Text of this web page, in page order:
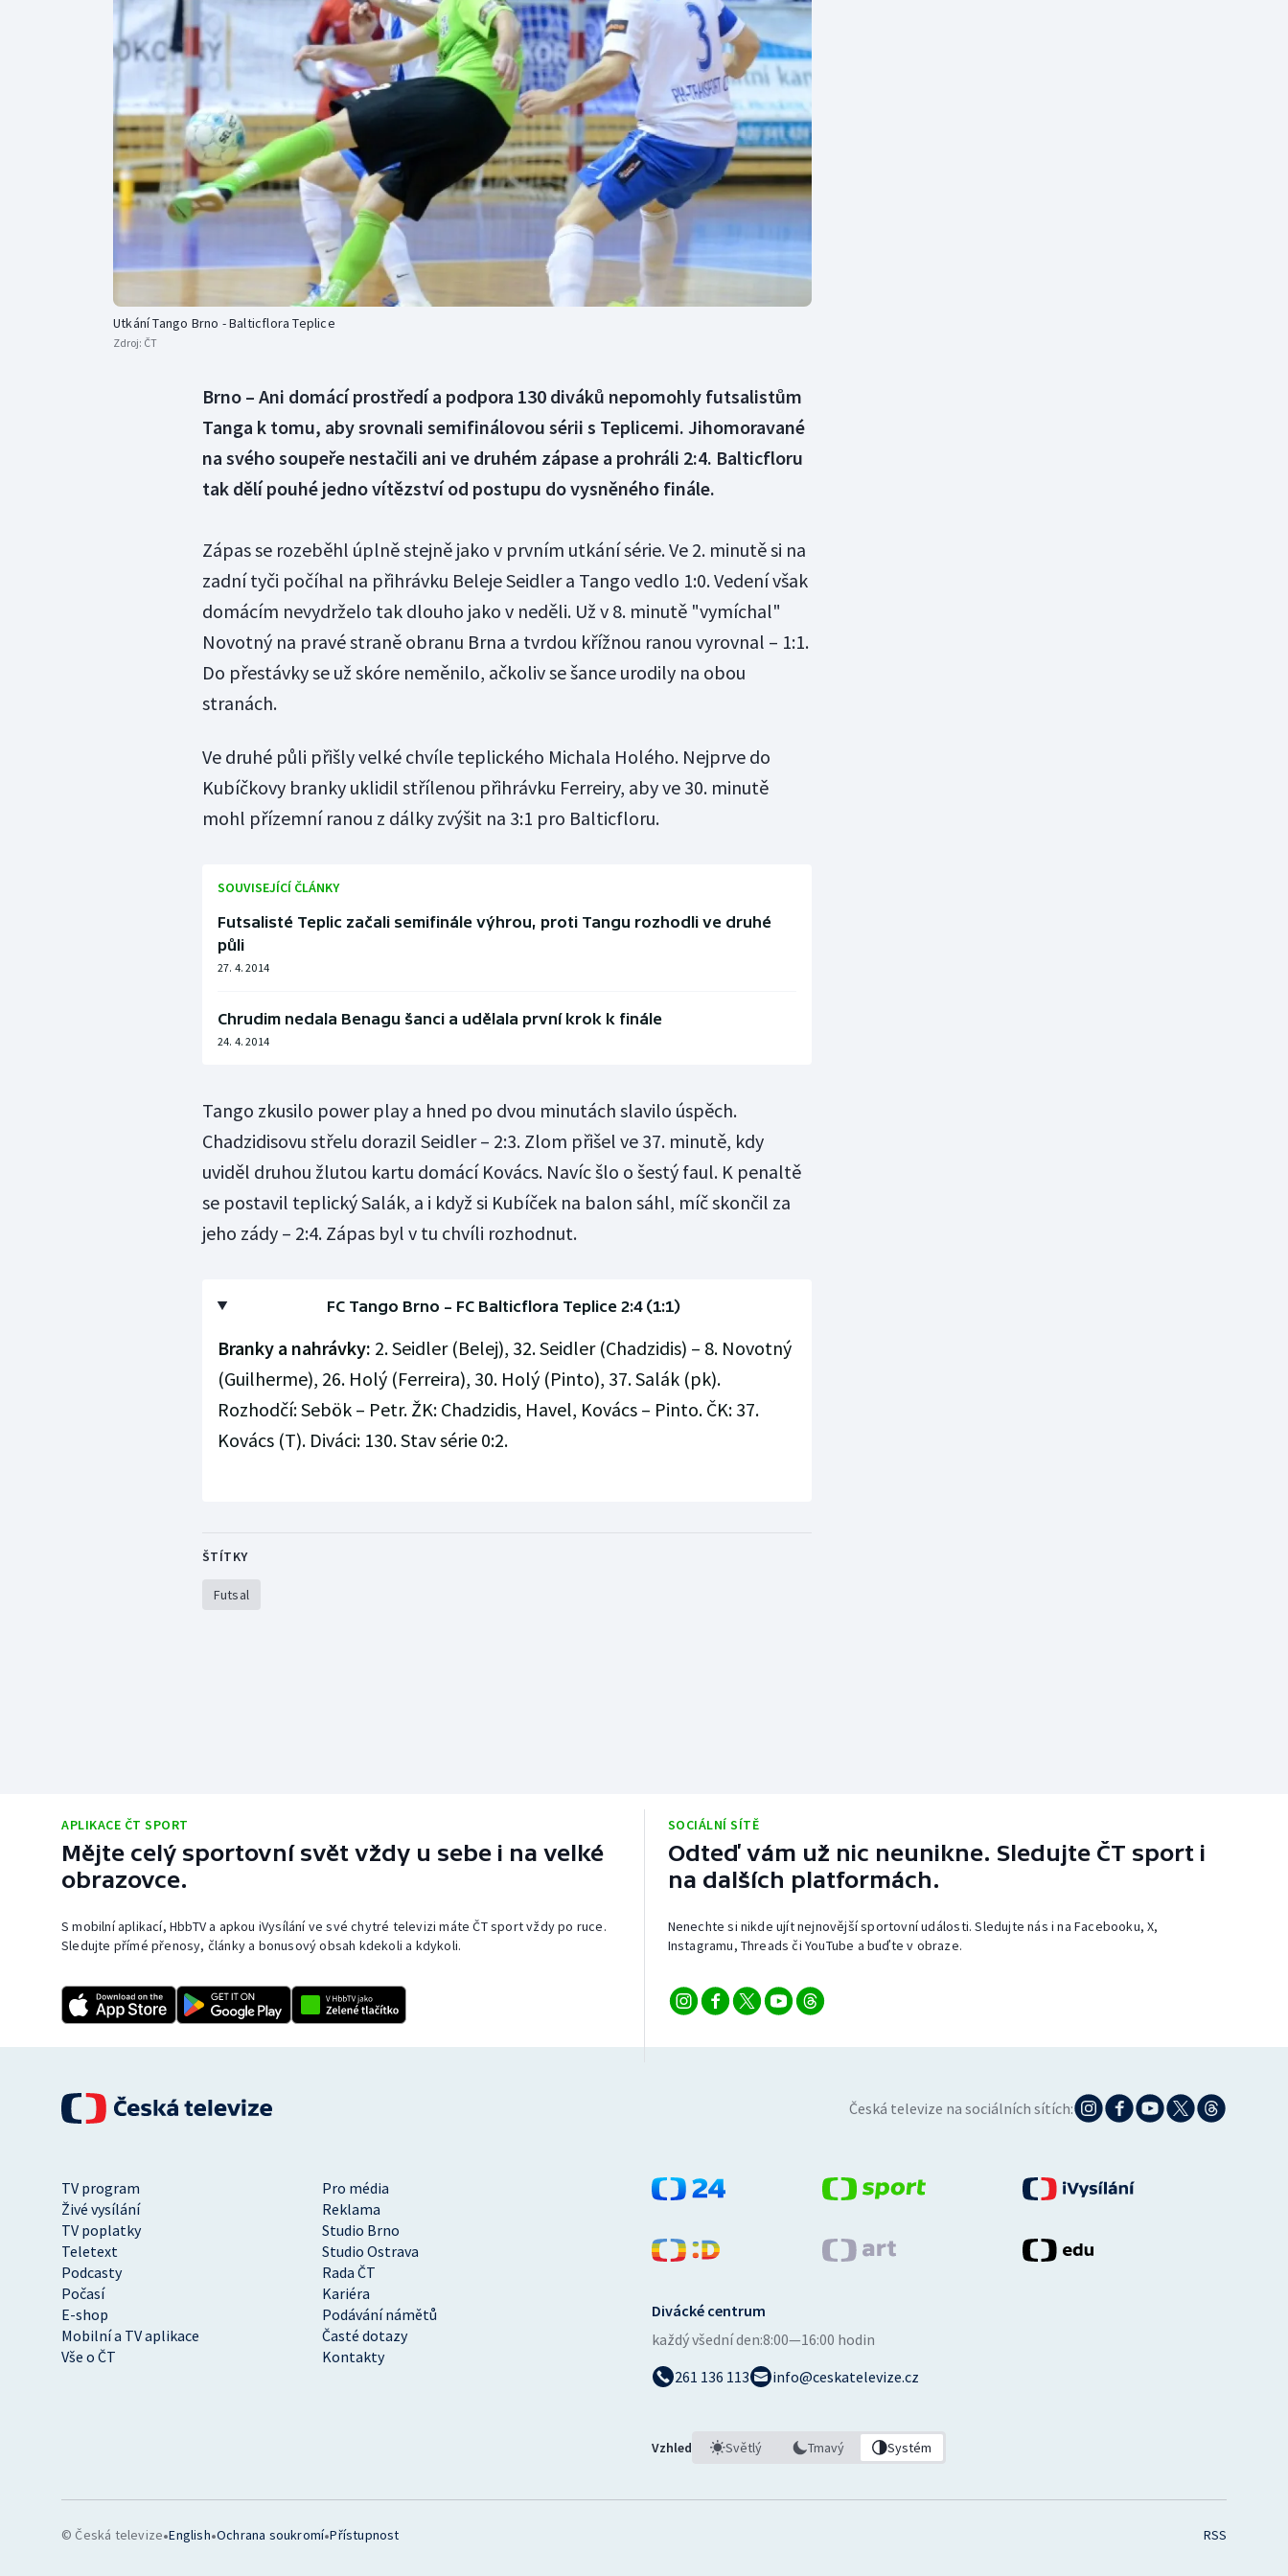
Curling
Dostihy
Florbal
Futsal
Golf
Gymnastika
Moderní pětiboj
Motorsport
Olympijské hry
Parasport
Plavání
Plážový volejbal
Triatlon
Veslování
Vodní slalom
Volejbal
Ostatní
Utkání Tango Brno - Balticflora Teplice
Zdroj: ČT
Brno – Ani domácí prostředí a podpora 130 diváků nepomohly futsalistům
Tanga k tomu, aby srovnali semifinálovou sérii s Teplicemi. Jihomoravané
na svého soupeře nestačili ani ve druhém zápase a prohráli 2:4. Balticfloru
tak dělí pouhé jedno vítězství od postupu do vysněného finále.
Zápas se rozeběhl úplně stejně jako v prvním utkání série. Ve 2. minutě si na
zadní tyči počíhal na přihrávku Beleje Seidler a Tango vedlo 1:0. Vedení však
domácím nevydrželo tak dlouho jako v neděli. Už v 8. minutě "vymíchal"
Novotný na pravé straně obranu Brna a tvrdou křížnou ranou vyrovnal – 1:1.
Do přestávky se už skóre neměnilo, ačkoliv se šance urodily na obou
stranách.
Ve druhé půli přišly velké chvíle teplického Michala Holého. Nejprve do
Kubíčkovy branky uklidil střílenou přihrávku Ferreiry, aby ve 30. minutě
mohl přízemní ranou z dálky zvýšit na 3:1 pro Balticfloru.
SOUVISEJÍCÍ ČLÁNKY
Futsalisté Teplic začali semifinále výhrou, proti Tangu rozhodli ve druhé
půli
27. 4. 2014
Chrudim nedala Benagu šanci a udělala první krok k finále
24. 4. 2014
Tango zkusilo power play a hned po dvou minutách slavilo úspěch.
Chadzidisovu střelu dorazil Seidler – 2:3. Zlom přišel ve 37. minutě, kdy
uviděl druhou žlutou kartu domácí Kovács. Navíc šlo o šestý faul. K penaltě
se postavil teplický Salák, a i když si Kubíček na balon sáhl, míč skončil za
jeho zády – 2:4. Zápas byl v tu chvíli rozhodnut.
FC Tango Brno – FC Balticflora Teplice 2:4 (1:1)
Branky a nahrávky: 2. Seidler (Belej), 32. Seidler (Chadzidis) – 8. Novotný
(Guilherme), 26. Holý (Ferreira), 30. Holý (Pinto), 37. Salák (pk).
Rozhodčí: Sebök – Petr. ŽK: Chadzidis, Havel, Kovács – Pinto. ČK: 37.
Kovács (T). Diváci: 130. Stav série 0:2.
ŠTÍTKY
Futsal
APLIKACE ČT SPORT
Mějte celý sportovní svět vždy u sebe i na velké
obrazovce.
S mobilní aplikací, HbbTV a apkou iVysílání ve své chytré televizi máte ČT sport vždy po ruce.
Sledujte přímé přenosy, články a bonusový obsah kdekoli a kdykoli.
SOCIÁLNÍ SÍTĚ
Odteď vám už nic neunikne. Sledujte ČT sport i
na dalších platformách.
Nenechte si nikde ujít nejnovější sportovní události. Sledujte nás i na Facebooku, X,
Instagramu, Threads či YouTube a buďte v obraze.
Česká televize na sociálních sítích:
TV program
Pro média
Živé vysílání
Reklama
TV poplatky
Studio Brno
Teletext
Studio Ostrava
Podcasty
Rada ČT
Počasí
Kariéra
E-shop
Podávání námětů
Mobilní a TV aplikace
Časté dotazy
Vše o ČT
Kontakty
Divácké centrum
každý všední den:8:00—16:00 hodin
261 136 113
info@ceskatelevize.cz
Vzhled Světlý Tmavý Systém
© Česká televize•English•Ochrana soukromí•Přístupnost RSS